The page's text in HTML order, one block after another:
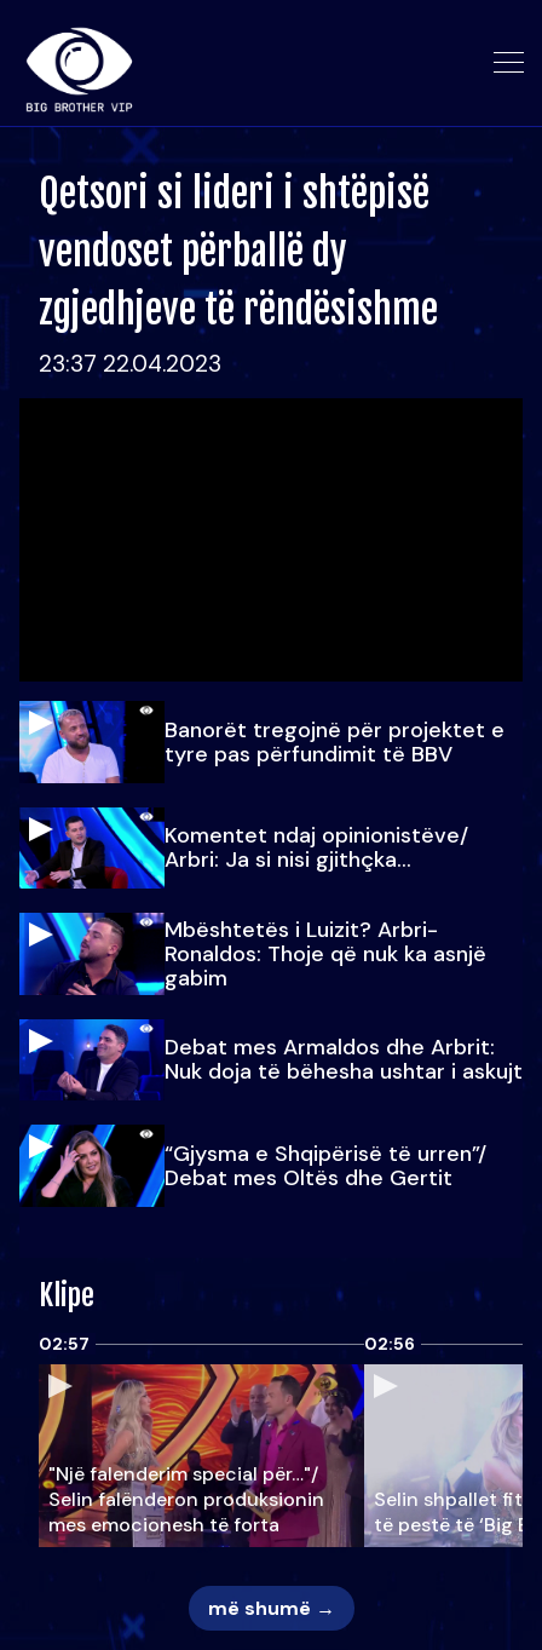
Qetsori si lideri i shtëpisë
vendoset përballë dy
zgjedhjeve të rëndësishme
23:37 22.04.2023
Banorët tregojnë për projektet e
tyre pas përfundimit të BBV
Komentet ndaj opinionistëve/
Arbri: Ja si nisi gjithçka…
Mbështetës i Luizit? Arbri-
Ronaldos: Thoje që nuk ka asnjë
gabim
Debat mes Armaldos dhe Arbrit:
Nuk doja të bëhesha ushtar i askujt
“Gjysma e Shqipërisë të urren”/
Debat mes Oltës dhe Gertit
Klipe
02:57
"Një falenderim special për…"/
Selin falënderon produksionin
mes emocionesh të forta
02:56
Selin shpallet
të pestë të ‘Big
më shumë →